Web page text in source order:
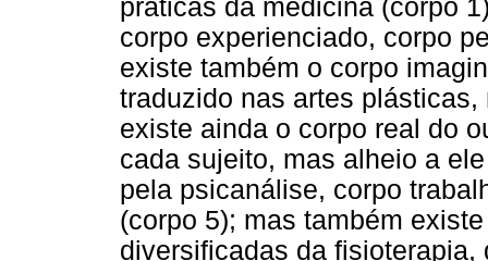
práticas da medicina (corpo
corpo experienciado, corpo
existe também o corpo
traduzido nas artes
existe ainda o corpo real do
cada sujeito, mas alheio a
pela psicanálise, corpo
(corpo 5); mas também
diversificadas da